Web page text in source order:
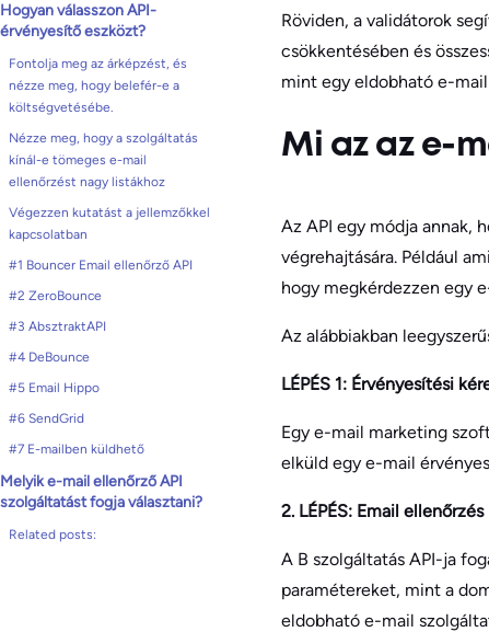
Hogyan válasszon API-
érvényesítő eszközt?
Fontolja meg az árképzést, és
nézze meg, hogy belefér-e a
költségvetésébe.
Nézze meg, hogy a szolgáltatás
kínál-e tömeges e-mail
ellenőrzést nagy listákhoz
Végezzen kutatást a jellemzőkkel
kapcsolatban
#1 Bouncer Email ellenőrző API
#2 ZeroBounce
#3 AbsztraktAPI
#4 DeBounce
#5 Email Hippo
#6 SendGrid
#7 E-mailben küldhető
Melyik e-mail ellenőrző API
szolgáltatást fogja választani?
Related posts:
Röviden, a validátorok
csökkentésében és
mint egy eldobható e-
Mi az az e-
Az API egy módja annak,
végrehajtására. Például
hogy megkérdezzen egy
Az alábbiakban
LÉPÉS 1: Érvényesítési
Egy e-mail marketing
elküld egy e-mail
2. LÉPÉS: Email ellenőrzés
A B szolgáltatás API-ja
paramétereket, mint a
eldobható e-mail